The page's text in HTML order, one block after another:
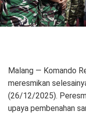
Malang — Komando
meresmikan
(26/12/2025).
upaya pembenahan